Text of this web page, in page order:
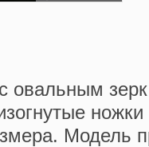
овальным
Модель